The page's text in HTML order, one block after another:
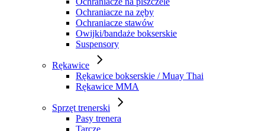
Ochraniacze na zęby
Ochraniacze stawów
Owijki/bandaże bokserskie
Suspensory
Rękawice
Rękawice bokserskie / Muay Thai
Rękawice MMA
Sprzęt trenerski
Pasy trenera
Tarcze